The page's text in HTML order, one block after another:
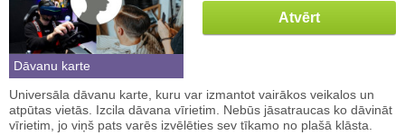
Dāvanu karte
Atvērt
Universāla dāvanu karte, kuru var izmantot vairākos veikalos un
atpūtas vietās. Izcila dāvana vīrietim. Nebūs jāsatraucas ko dāvināt
vīrietim, jo viņš pats varēs izvēlēties sev tīkamo no plašā klāsta.